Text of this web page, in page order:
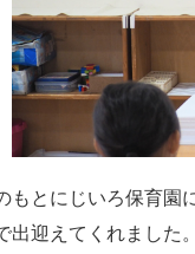
とにじいろ保育園
迎えてくれました。